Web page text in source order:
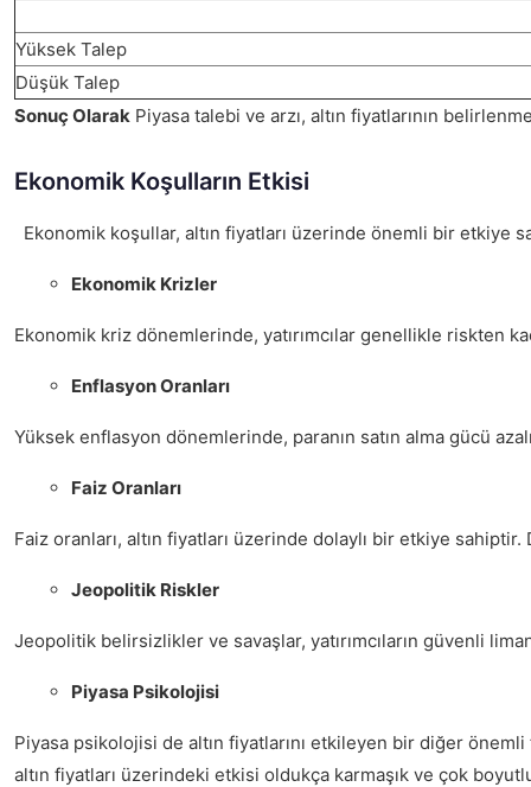
Yüksek Talep
Düşük Talep
Sonuç Olarak Piyasa talebi ve arzı, altın fiyatlarının
Ekonomik Koşulların Etkisi
Ekonomik koşullar, altın fiyatları üzerinde önemli bir etkiye
Ekonomik Krizler
Ekonomik kriz dönemlerinde, yatırımcılar genellikle riskten
Enflasyon Oranları
Yüksek enflasyon dönemlerinde, paranın satın alma gücü
Faiz Oranları
Faiz oranları, altın fiyatları üzerinde dolaylı bir etkiye
Jeopolitik Riskler
Jeopolitik belirsizlikler ve savaşlar, yatırımcıların güvenli
Piyasa Psikolojisi
Piyasa psikolojisi de altın fiyatlarını etkileyen bir diğer
altın fiyatları üzerindeki etkisi oldukça karmaşık ve çok